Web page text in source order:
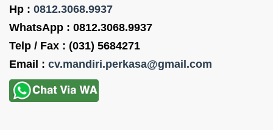
Hp : 0812.3068.9937
WhatsApp : 0812.3068.9937
Telp / Fax : (031) 5684271
Email : cv.mandiri.perkasa@gmail.com